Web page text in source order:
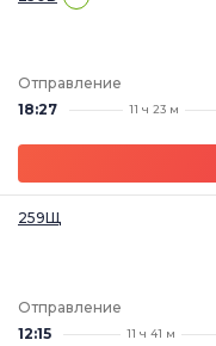
Отправление
18:27
11 ч 23 м
259Щ
Отправление
12:15
11 ч 41 м